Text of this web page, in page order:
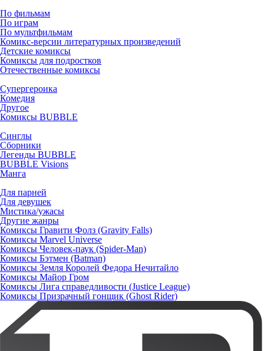
По фильмам
По играм
По мультфильмам
Комикс-версии литературных произведений
Детские комиксы
Комиксы для подростков
Отечественные комиксы
Супергероика
Комедия
Другое
Комиксы BUBBLE
Синглы
Сборники
Легенды BUBBLE
BUBBLE Visions
Манга
Для парней
Для девушек
Мистика/ужасы
Другие жанры
Комиксы Гравити Фолз (Gravity Falls)
Комиксы Marvel Universe
Комиксы Человек-паук (Spider-Man)
Комиксы Бэтмен (Batman)
Комиксы Земля Королей Федора Нечитайло
Комиксы Майор Гром
Комиксы Лига справедливости (Justice League)
Комиксы Призрачный гонщик (Ghost Rider)